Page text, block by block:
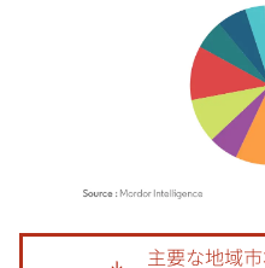
画像 © Mordor Intelligence。再利用